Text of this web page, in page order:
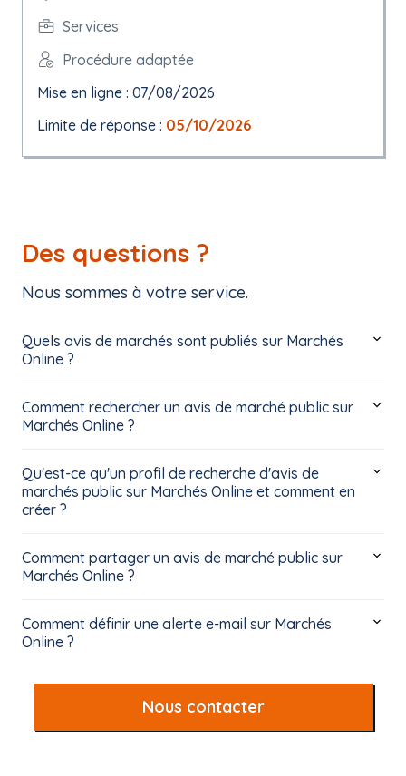
Services
Procédure adaptée
Mise en ligne : 07/08/2026
Limite de réponse : 05/10/2026
Des questions ?
Nous sommes à votre service.
Quels avis de marchés sont publiés sur Marchés
Online ?
Comment rechercher un avis de marché public sur
Marchés Online ?
Qu'est-ce qu'un profil de recherche d'avis de
marchés public sur Marchés Online et comment en
créer ?
Comment partager un avis de marché public sur
Marchés Online ?
Comment définir une alerte e-mail sur Marchés
Online ?
Nous contacter